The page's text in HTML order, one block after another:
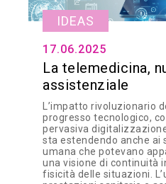
IDEAS
17.06.2025
La telemedicina,
assistenziale
L’impatto rivoluzionario
progresso tecnologico,
pervasiva
sta estendendo anche ai
umana che potevano
una visione di continuità
fisicità delle situazioni.